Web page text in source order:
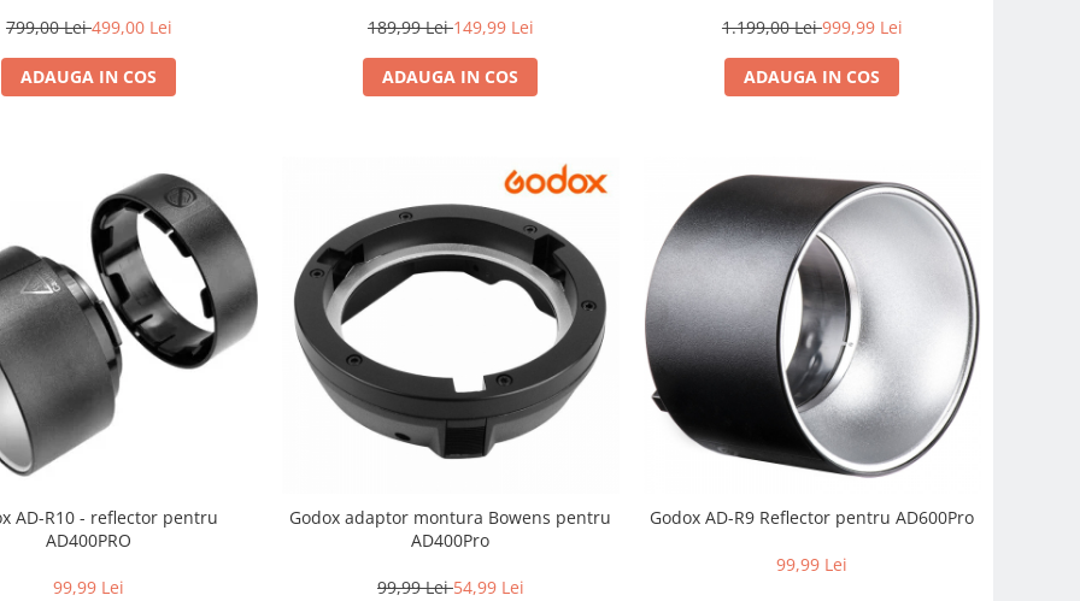
799,00 Lei499,00 Lei
ADAUGA IN COS
189,99 Lei149,99 Lei
ADAUGA IN COS
1.199,00 Lei999,99 Lei
ADAUGA IN COS
AD-R10 - reflector pentru
AD400PRO
99,99 Lei
Godox adaptor montura Bowens pentru
AD400Pro
99,99 Lei54,99 Lei
Godox AD-R9 Reflector pentru AD600Pro
99,99 Lei